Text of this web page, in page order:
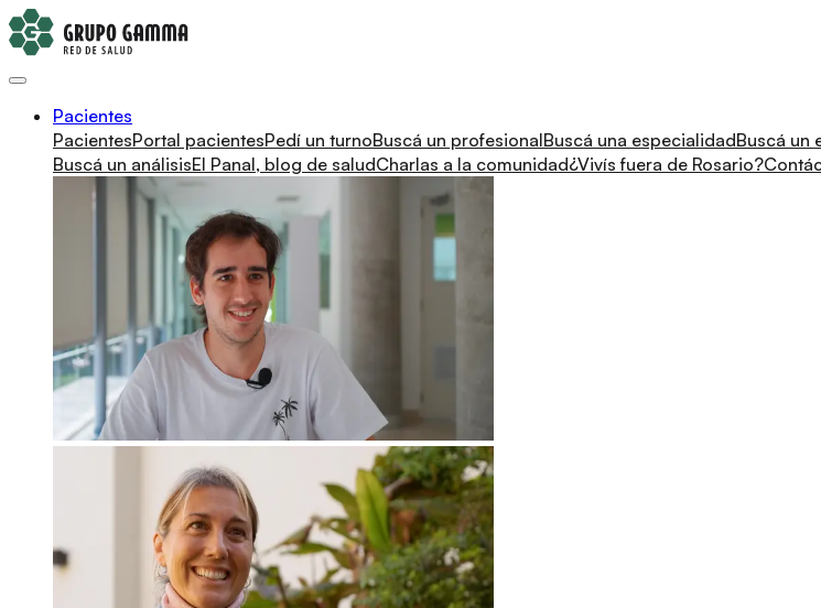
Pacientes
PacientesPortal pacientesPedí un turnoBuscá un profesionalBuscá una especialidadBuscá un
Buscá un análisisEl Panal, blog de saludCharlas a la comunidad¿Vivís fuera de Rosario?